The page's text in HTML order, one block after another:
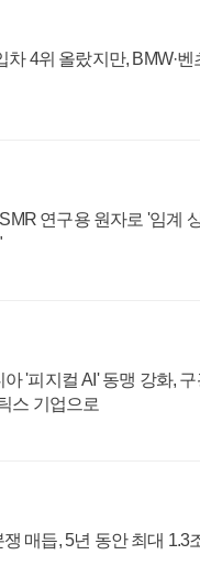
4위 올랐지만, BMW·벤
연구용 원자로 '임계
'피지컬 AI' 동맹 강화, 구
스 기업으로
매듭, 5년 동안 최대 1.3